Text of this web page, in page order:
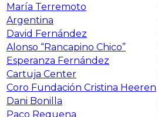
María Terremoto
Argentina
David Fernández
Alonso “Rancapino Chico”
Esperanza Fernández
Cartuja Center
Coro Fundación Cristina Heeren
Dani Bonilla
Paco Requena